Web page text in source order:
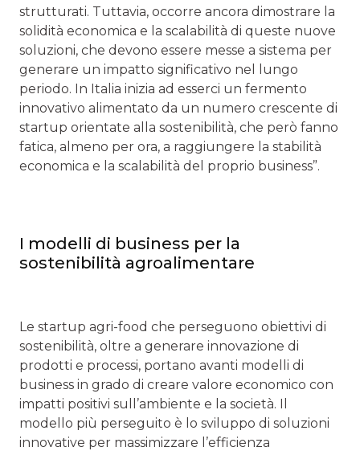
strutturati. Tuttavia, occorre ancora dimostrare la
solidità economica e la scalabilità di queste nuove
soluzioni, che devono essere messe a sistema per
generare un impatto significativo nel lungo
periodo. In Italia inizia ad esserci un fermento
innovativo alimentato da un numero crescente di
startup orientate alla sostenibilità, che però fanno
fatica, almeno per ora, a raggiungere la stabilità
economica e la scalabilità del proprio business”.
I modelli di business per la
sostenibilità agroalimentare
Le startup agri-food che perseguono obiettivi di
sostenibilità, oltre a generare innovazione di
prodotti e processi, portano avanti modelli di
business in grado di creare valore economico con
impatti positivi sull’ambiente e la società. Il
modello più perseguito è lo sviluppo di soluzioni
innovative per massimizzare l’efficienza